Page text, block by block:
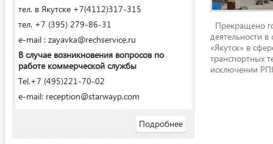
тел. в Якутске +7(4112)317-315
тел. +7 (395) 279-86-31
e-mail : zayavka@rechservice.ru
В случае возникновения вопросов по
работе коммерческой службы
Tel.+7 (495)221-70-02
e-mail: reception@starwayp.com
Подробнее
Прекращено
деятельности
«Якутск» в
транспортных
исключении